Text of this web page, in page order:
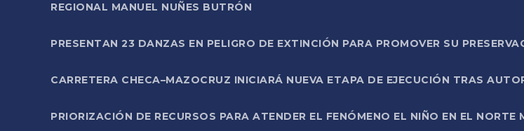
REGIONAL MANUEL NUÑES BUTRÓN
PRESENTAN 23 DANZAS EN PELIGRO DE EXTINCIÓN PARA PROMOVER SU
CARRETERA CHECA–MAZOCRUZ INICIARÁ NUEVA ETAPA DE EJECUCIÓN TRAS
PRIORIZACIÓN DE RECURSOS PARA ATENDER EL FENÓMENO EL NIÑO EN EL